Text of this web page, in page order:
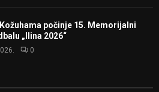
Kožuhama počinje 15. Memorijalni
„Ilina 2026“
0